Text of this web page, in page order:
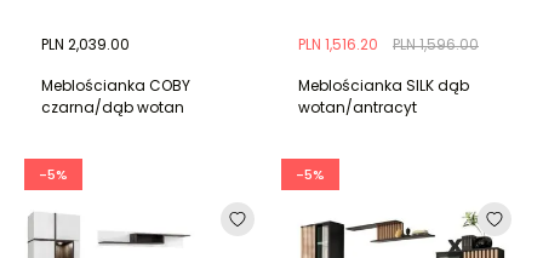
PLN 2,039.00
Meblościanka COBY
czarna/dąb wotan
PLN 1,596.00
PLN 1,516.20
Meblościanka SILK dąb
wotan/antracyt
-5% -5%